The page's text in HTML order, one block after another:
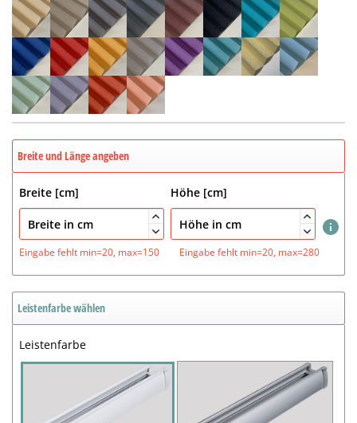
Breite und Länge angeben
Breite [cm]


Höhe [cm]


Eingabe fehlt min=20, max=150 Eingabe fehlt min=20, max=280
Leistenfarbe wählen
Leistenfarbe